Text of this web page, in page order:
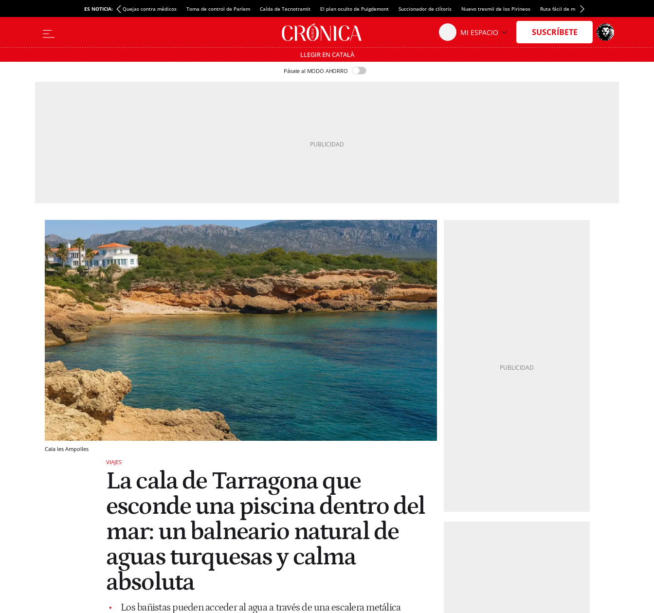
ES NOTICIA: Quejas contra médicos Toma de control de Parlem Caída de Tecnotramit El plan oculto de Puigdemont Succionador de clítoris Nuevo tresmil de los Pirineos Ruta fácil de montaña
LLEGIR EN CATALÀ
Pásate al MODO AHORRO
Cala les Ampolles
VIAJES
La cala de Tarragona que
esconde una piscina dentro del
mar: un balneario natural de
aguas turquesas y calma
absoluta
Los bañistas pueden acceder al agua a través de una escalera metálica